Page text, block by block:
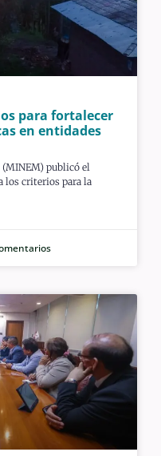
para fortalecer
en entidades
publicó el
los criterios para la